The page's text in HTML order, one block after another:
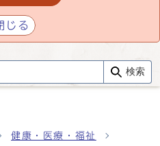
じる
検索
健康・医療・福祉